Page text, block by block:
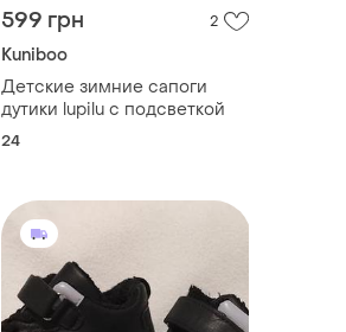
599 грн 2
Kuniboo
Детские зимние сапоги
дутики lupilu с подсветкой
24